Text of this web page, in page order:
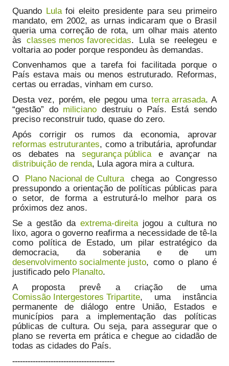
Quando Lulafoi eleito presidente para seu primeiro
mandato, em 2002, as urnas indicaram que o Brasil
queria uma correção de rota, um olhar mais atento
às classes menos favorecidas. Lula se reelegeu e
voltaria ao poder porque respondeu às demandas.
Convenhamos que a tarefa foi facilitada porque o
País estava mais ou menos estruturado. Reformas,
certas ou erradas, vinham em curso.
Desta vez, porém, ele pegou uma terra arrasada. A
“gestão” do miliciano destruiu o País. Está sendo
preciso reconstruir tudo, quase do zero.
Após corrigir os rumos da economia, aprovar
reformas estruturantes, como a tributária, aprofundar
os debates na segurança pública e avançar na
distribuição de renda, Lula agora mira a cultura.
O Plano Nacional de Culturachega ao Congresso
pressupondo a orientação de políticas públicas para
o setor, de forma a estruturá-lo melhor para os
próximos dez anos.
Se a gestão da extrema-direita jogou a cultura no
lixo, agora o governo reafirma a necessidade de tê-la
como política de Estado, um pilar estratégico da
democracia, da soberania e de um
desenvolvimento socialmente justo, como o plano é
justificado pelo Planalto.
A proposta prevê a criação de uma
Comissão Intergestores Tripartite, uma instância
permanente de diálogo entre União, Estados e
municípios para a implementação das políticas
públicas de cultura. Ou seja, para assegurar que o
plano se reverta em prática e chegue ao cidadão de
todas as cidades do País.
----------------------------------------